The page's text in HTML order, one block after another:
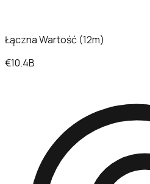
Łączna Wartość (12m)
€10.4B